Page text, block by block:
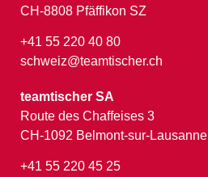
CH-8808 Pfäffikon SZ
+41 55 220 40 80
schweiz@teamtischer.ch
teamtischer SA
Route des Chaffeises 3
CH-1092 Belmont-sur-Lausanne
+41 55 220 45 25